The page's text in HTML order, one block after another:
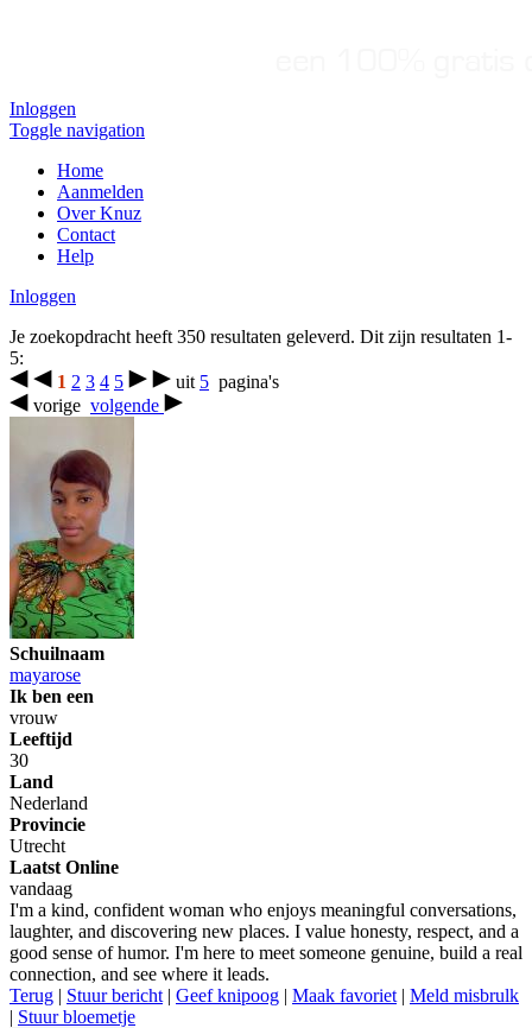
Inloggen
Toggle navigation
Home
Aanmelden
Over Knuz
Contact
Help
Inloggen
Je zoekopdracht heeft 350 resultaten geleverd. Dit zijn resultaten 1-
5:
1 2 3 4 5 uit 5 pagina's
vorige volgende
Schuilnaam
mayarose
Ik ben een
vrouw
Leeftijd
30
Land
Nederland
Provincie
Utrecht
Laatst Online
vandaag
I'm a kind, confident woman who enjoys meaningful conversations,
laughter, and discovering new places. I value honesty, respect, and a
good sense of humor. I'm here to meet someone genuine, build a real
connection, and see where it leads.
Terug | Stuur bericht | Geef knipoog | Maak favoriet | Meld misbrulk
| Stuur bloemetje